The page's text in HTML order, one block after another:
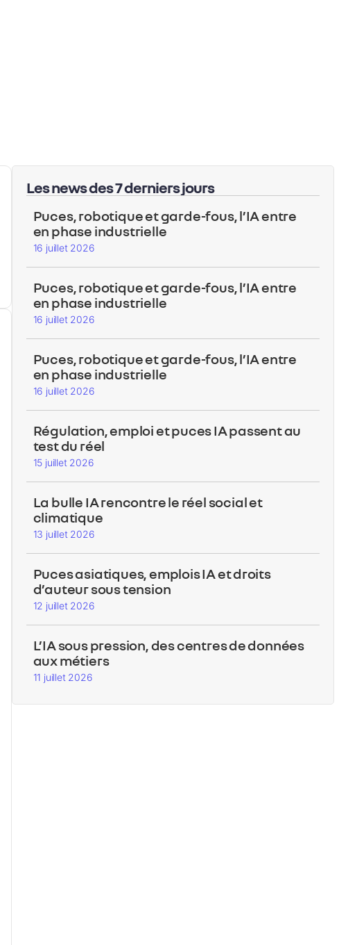
Les news des 7 derniers jours
Puces, robotique et garde-fous, l’IA entre
en phase industrielle
16 juillet 2026
Puces, robotique et garde-fous, l’IA entre
en phase industrielle
16 juillet 2026
Puces, robotique et garde-fous, l’IA entre
en phase industrielle
16 juillet 2026
Régulation, emploi et puces IA passent au
test du réel
15 juillet 2026
La bulle IA rencontre le réel social et
climatique
13 juillet 2026
Puces asiatiques, emplois IA et droits
d’auteur sous tension
12 juillet 2026
L’IA sous pression, des centres de données
aux métiers
11 juillet 2026